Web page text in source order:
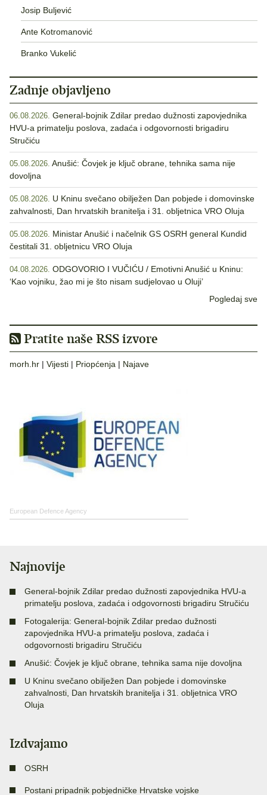
Josip Buljević
Ante Kotromanović
Branko Vukelić
Zadnje objavljeno
06.08.2026. General-bojnik Zdilar predao dužnosti zapovjednika
HVU-a primatelju poslova, zadaća i odgovornosti brigadiru
Stručiću
05.08.2026. Anušić: Čovjek je ključ obrane, tehnika sama nije
dovoljna
05.08.2026. U Kninu svečano obilježen Dan pobjede i domovinske
zahvalnosti, Dan hrvatskih branitelja i 31. obljetnica VRO Oluja
05.08.2026. Ministar Anušić i načelnik GS OSRH general Kundid
čestitali 31. obljetnicu VRO Oluja
04.08.2026. ODGOVORIO I VUČIĆU / Emotivni Anušić u Kninu:
‘Kao vojniku, žao mi je što nisam sudjelovao u Oluji’
Pogledaj sve
Pratite naše RSS izvore
morh.hr | Vijesti | Priopćenja | Najave
European Defence Agency
Najnovije
General-bojnik Zdilar predao dužnosti zapovjednika HVU-a
primatelju poslova, zadaća i odgovornosti brigadiru Stručiću
Fotogalerija: General-bojnik Zdilar predao dužnosti
zapovjednika HVU-a primatelju poslova, zadaća i
odgovornosti brigadiru Stručiću
Anušić: Čovjek je ključ obrane, tehnika sama nije dovoljna
U Kninu svečano obilježen Dan pobjede i domovinske
zahvalnosti, Dan hrvatskih branitelja i 31. obljetnica VRO
Oluja
Izdvajamo
OSRH
Postani pripadnik pobjedničke Hrvatske vojske